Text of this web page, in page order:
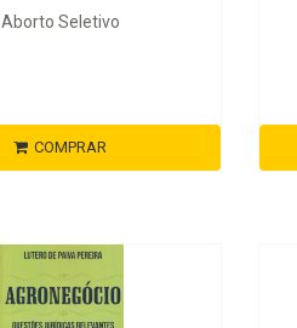
Aborto Seletivo
COMPRAR